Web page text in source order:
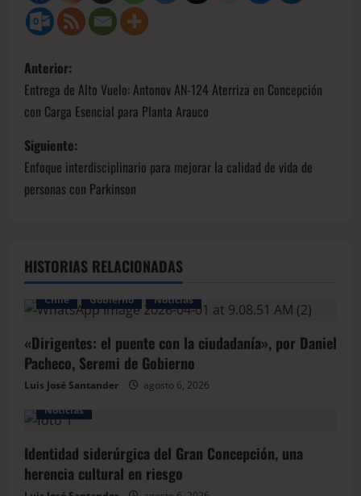
Anterior:
Entrega de Alto Vuelo: Antonov AN-124 Aterriza en Concepción
con Carga Esencial para Planta Arauco
Siguiente:
Enfoque interdisciplinario para mejorar la calidad de vida de
personas con Parkinson
HISTORIAS RELACIONADAS
Chile Gobierno Noticias
«Dirigentes: el puente con la ciudadanía», por Daniel
Pacheco, Seremi de Gobierno
Luis José Santander
agosto 6, 2026
Noticias
Identidad siderúrgica del Gran Concepción, una
herencia cultural en riesgo